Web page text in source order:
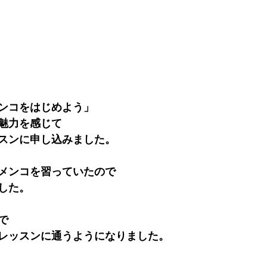
コをはじめよう」
力を感じて
ンに申し込みました。
ンコを習っていたので
た。
ッスンに通うようになりました。